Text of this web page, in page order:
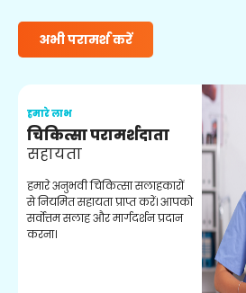
अभी परामर्श करें
हमारे लाभ
चिकित्सा परामर्शदाता
सहायता
हमारे अनुभवी चिकित्सा सलाहकारों
से नियमित सहायता प्राप्त करें। आपको
सर्वोत्तम सलाह और मार्गदर्शन प्रदान
करना।